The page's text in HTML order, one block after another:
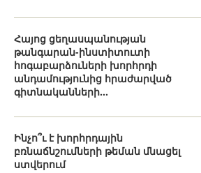
Հայոց ցեղասպանության
թանգարան-ինստիտուտի
հոգաբարձուների խորհրդի
անդամությունից հրաժարված
գիտնականների...
Ինչո՞ւ է խորհրդային
բռնաճնշումների թեման մնացել
ստվերում